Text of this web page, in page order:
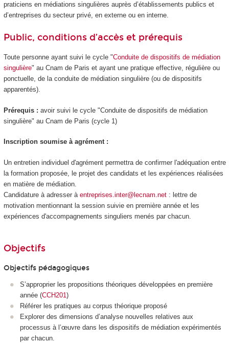
praticiens en médiations singulières auprès d’établissements publics et
d’entreprises du secteur privé, en externe ou en interne.
Public, conditions d’accès et prérequis
Toute personne ayant suivi le cycle "Conduite de dispositifs de médiation
singulière" au Cnam de Paris et ayant une pratique effective, régulière ou
ponctuelle, de la conduite de médiation singulière (ou de dispositifs
apparentés).
Prérequis : avoir suivi le cycle "Conduite de dispositifs de médiation
singulière" au Cnam de Paris (cycle 1)
Inscription soumise à agrément :
Un entretien individuel d'agrément permettra de confirmer l'adéquation entre
la formation proposée, le projet des candidats et les expériences réalisées
en matière de médiation.
Candidature à adresser à entreprises.inter@lecnam.net: lettre de
motivation mentionnant la session suivie en première année et les
expériences d'accompagnements singuliers menés par chacun.
Objectifs
Objectifs pédagogiques
S’approprier les propositions théoriques développées en première
année (CCH201)
Référer les pratiques au corpus théorique proposé
Explorer des dimensions d’analyse nouvelles relatives aux
processus à l’œuvre dans les dispositifs de médiation expérimentés
par chacun.